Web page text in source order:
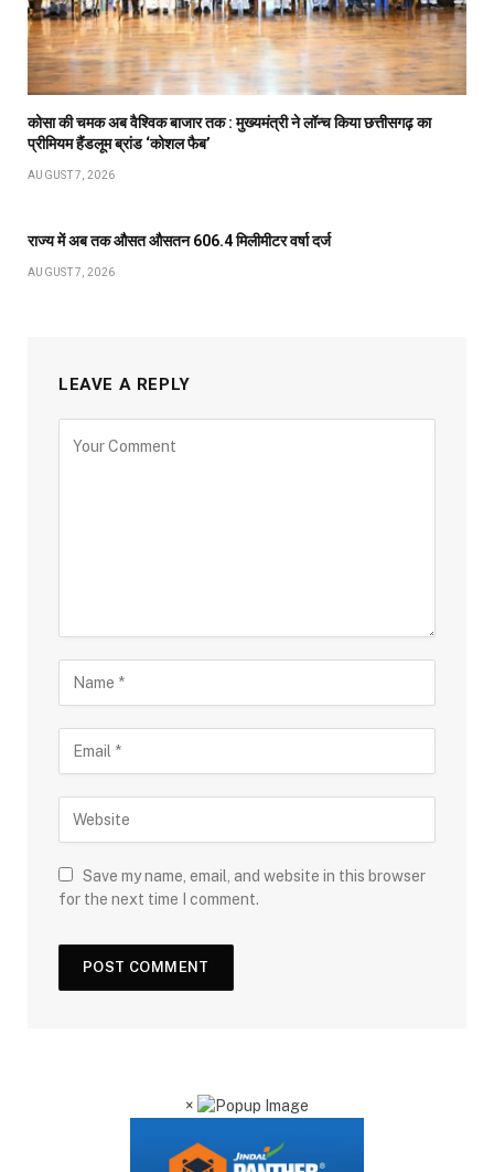
कोसा की चमक अब वैश्विक बाजार तक : मुख्यमंत्री ने लॉन्च किया छत्तीसगढ़ का
प्रीमियम हैंडलूम ब्रांड ‘कोशल फैब’
AUGUST 7, 2026
राज्य में अब तक औसत औसतन 606.4 मिलीमीटर वर्षा दर्ज
AUGUST 7, 2026
LEAVE A REPLY
Save my name, email, and website in this browser
for the next time I comment.
×